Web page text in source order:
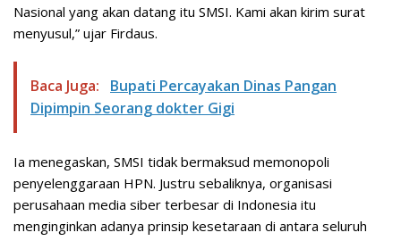
Nasional yang akan datang itu SMSI. Kami akan kirim surat
menyusul,” ujar Firdaus.
Baca Juga:
Bupati Percayakan Dinas Pangan
Dipimpin Seorang dokter Gigi
Ia menegaskan, SMSI tidak bermaksud memonopoli
penyelenggaraan HPN. Justru sebaliknya, organisasi
perusahaan media siber terbesar di Indonesia itu
menginginkan adanya prinsip kesetaraan di antara seluruh